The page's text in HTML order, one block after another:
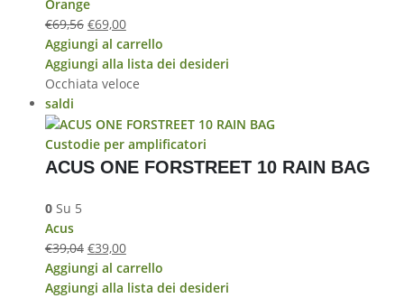
Orange
€69,56 €69,00
Aggiungi al carrello
Aggiungi alla lista dei desideri
Occhiata veloce
saldi
Custodie per amplificatori
ACUS ONE FORSTREET 10 RAIN BAG
0Su 5
Acus
€39,04 €39,00
Aggiungi al carrello
Aggiungi alla lista dei desideri